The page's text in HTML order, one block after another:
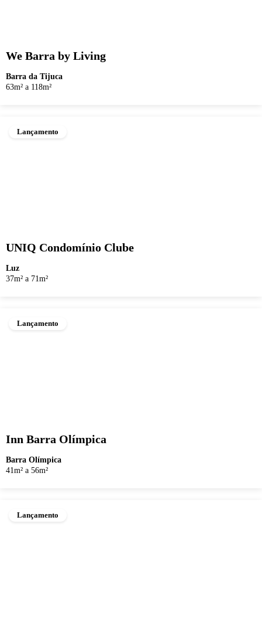
We Barra by Living
Barra da Tijuca
63m² a 118m²
Lançamento
UNIQ Condomínio Clube
Luz
37m² a 71m²
Lançamento
Inn Barra Olímpica
Barra Olímpica
41m² a 56m²
Lançamento